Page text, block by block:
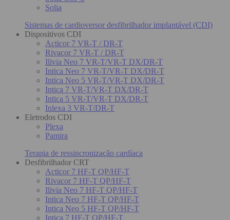
Solia
Sistemas de cardioversor desfibrilhador implantável (CDI)
Dispositivos CDI
Acticor 7 VR-T / DR-T
Rivacor 7 VR-T / DR-T
Ilivia Neo 7 VR-T/VR-T DX/DR-T
Intica Neo 7 VR-T/VR-T DX/DR-T
Intica Neo 5 VR-T/VR-T DX/DR-T
Intica 7 VR-T/VR-T DX/DR-T
Intica 5 VR-T/VR-T DX/DR-T
Inlexa 3 VR-T/DR-T
Eletrodos CDI
Plexa
Pamira
Terapia de ressincronização cardíaca
Desfibrilhador CRT
Acticor 7 HF-T QP/HF-T
Rivacor 7 HF-T QP/HF-T
Ilivia Neo 7 HF-T QP/HF-T
Intica Neo 7 HF-T QP/HF-T
Intica Neo 5 HF-T QP/HF-T
Intica 7 HF-T QP/HF-T